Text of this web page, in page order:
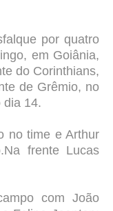
por quatro
em Goiânia,
do Corinthians,
de Grêmio, no
dia 14.
no time e Arthur
frente Lucas
com João